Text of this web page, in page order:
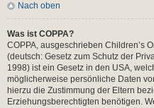
Nach oben
Was ist COPPA?
COPPA, ausgeschrieben Children’s
(deutsch: Gesetz zum Schutz der
1998) ist ein Gesetz in den USA,
möglicherweise persönliche Daten
hierzu die Zustimmung der Eltern
Erziehungsberechtigten benötigen.